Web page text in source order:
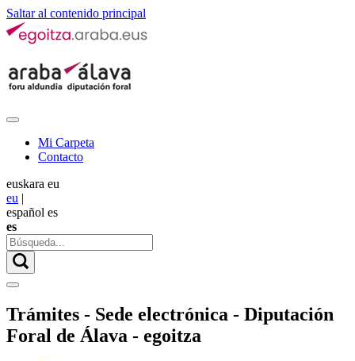
Saltar al contenido principal
Mi Carpeta
Contacto
euskara eu
eu |
español es
es
Trámites - Sede electrónica - Diputación
Foral de Álava - egoitza